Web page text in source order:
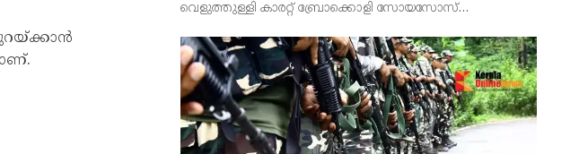
വെളുത്തുള്ളി കാരറ്റ് ബ്രോക്കൊളി സോയസോസ്
കഴുകി വൃത്തിയാക്കിയത് ചെറിയ കഷ്ണങ്ങളാക്കി അര
ടീസ്പൂൺ കുരുമുളകുപൊട